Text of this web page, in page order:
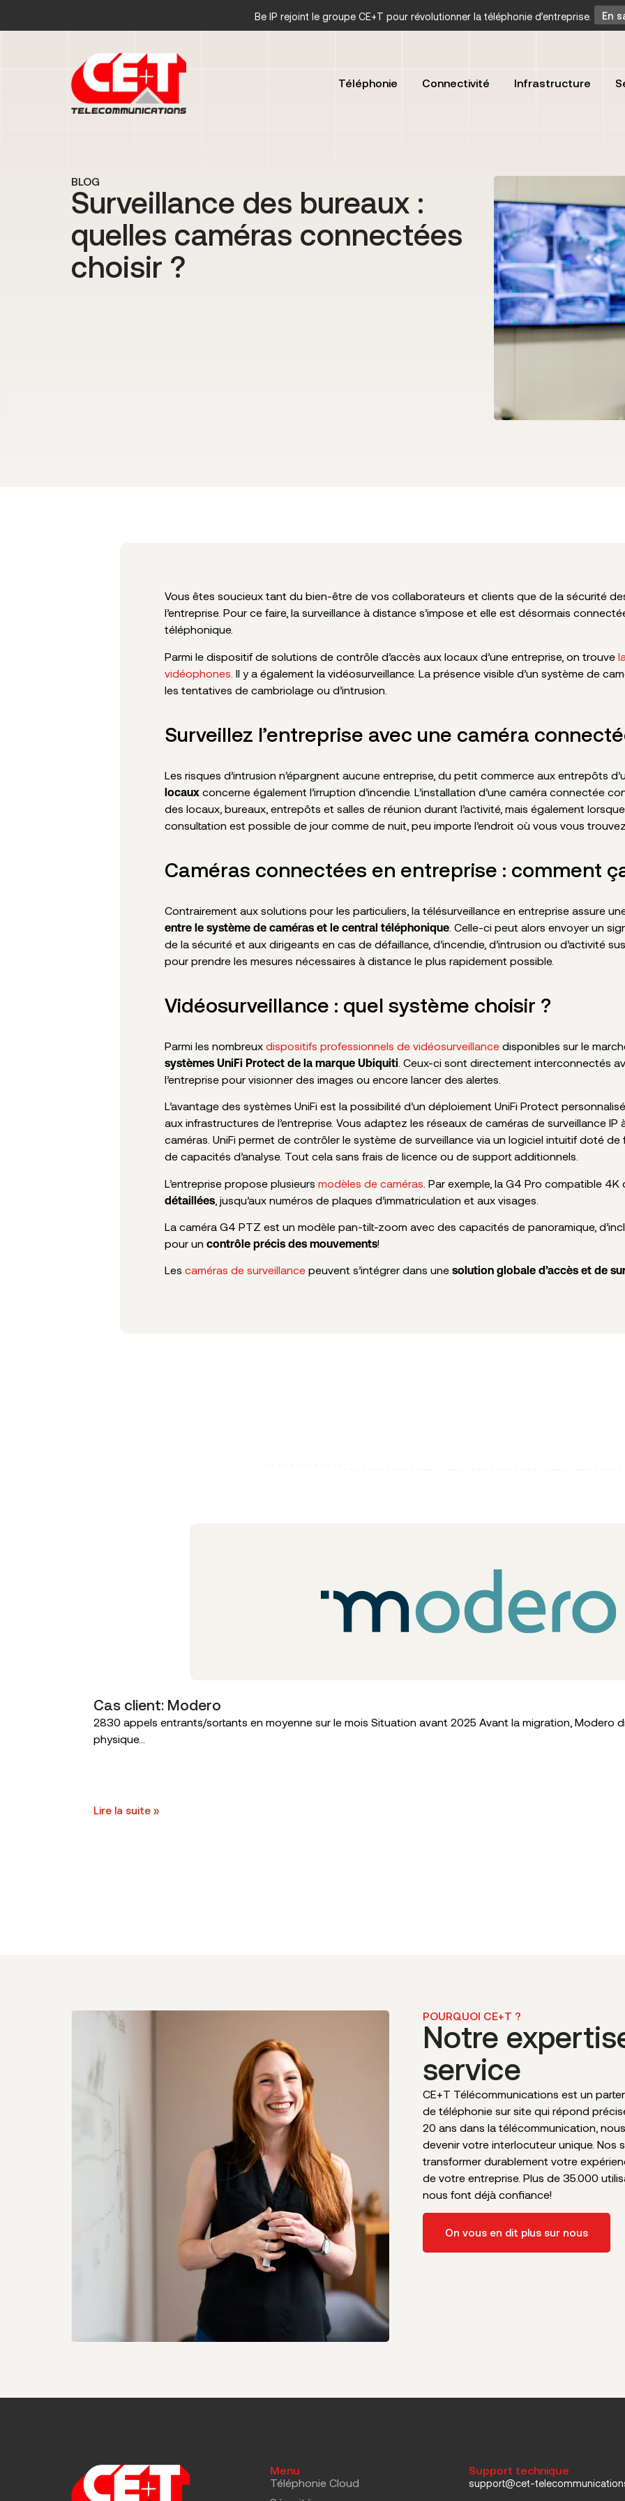
Be IP rejoint le groupe CE+T pour révolutionner la téléphonie d’entreprise. En
Téléphonie Connectivité Infrastructure
BLOG
Surveillance des bureaux :
quelles caméras connectées
choisir ?
Vous êtes soucieux tant du bien-être de vos collaborateurs et clients que de la sécurité
l’entreprise. Pour ce faire, la surveillance à distance s’impose et elle est désormais
téléphonique.
Parmi le dispositif de solutions de contrôle d’accès aux locaux d’une entreprise, on trouve
vidéophones . Il y a également la vidéosurveillance. La présence visible d’un système de
les tentatives de cambriolage ou d’intrusion.
Surveillez l’entreprise avec une caméra
Les risques d’intrusion n’épargnent aucune entreprise, du petit commerce aux entrepôts
locaux concerne également l’irruption d’incendie. L’installation d’une caméra connectée
des locaux, bureaux, entrepôts et salles de réunion durant l’activité, mais également
consultation est possible de jour comme de nuit, peu importe l’endroit où vous vous
Caméras connectées en entreprise : comment
Contrairement aux solutions pour les particuliers, la télésurveillance en entreprise assure
entre le système de caméras et le central téléphonique . Celle-ci peut alors envoyer un
de la sécurité et aux dirigeants en cas de défaillance, d’incendie, d’intrusion ou d’activité
pour prendre les mesures nécessaires à distance le plus rapidement possible.
Vidéosurveillance : quel système choisir ?
Parmi les nombreux dispositifs professionnels de vidéosurveillance disponibles sur le
systèmes UniFi Protect de la marque Ubiquiti . Ceux-ci sont directement interconnectés
l’entreprise pour visionner des images ou encore lancer des alertes.
L’avantage des systèmes UniFi est la possibilité d’un déploiement UniFi Protect
aux infrastructures de l’entreprise. Vous adaptez les réseaux de caméras de surveillance IP
caméras. UniFi permet de contrôler le système de surveillance via un logiciel intuitif doté
de capacités d’analyse. Tout cela sans frais de licence ou de support additionnels.
L’entreprise propose plusieurs modèles de caméras . Par exemple, la G4 Pro compatible
détaillées , jusqu’aux numéros de plaques d’immatriculation et aux visages.
La caméra G4 PTZ est un modèle pan-tilt-zoom avec des capacités de panoramique,
pour un contrôle précis des mouvements!
Les caméras de surveillance peuvent s’intégrer dans une solution globale d’accès et de
Cas client: Modero
2830 appels entrants/sortants en moyenne sur le mois Situation avant 2025 Avant la migration, Modero
physique...
Lire la suite »
POURQUOI CE+T ?
Notre
service
CE+T Télécommunications est un
de téléphonie sur site qui répond
20 ans dans la télécommunication,
devenir votre interlocuteur unique.
transformer durablement votre
de votre entreprise. Plus de 35.000
nous font déjà confiance!
On vous en dit plus sur nous
Menu
Téléphonie Cloud
Support technique
support@cet-